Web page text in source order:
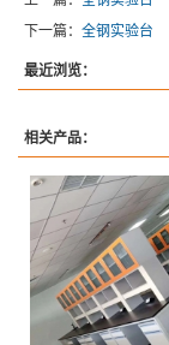
下一篇： 全钢实验台
最近浏览：
相关产品：